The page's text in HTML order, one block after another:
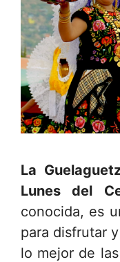
La
Lunes del
conocida, es
para disfrutar
lo mejor de